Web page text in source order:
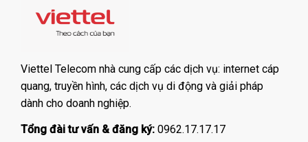
Viettel Telecom nhà cung cấp các dịch vụ: internet cáp
quang, truyền hình, các dịch vụ di động và giải pháp
dành cho doanh nghiệp.
Tổng đài tư vấn & đăng ký: 0962.17.17.17